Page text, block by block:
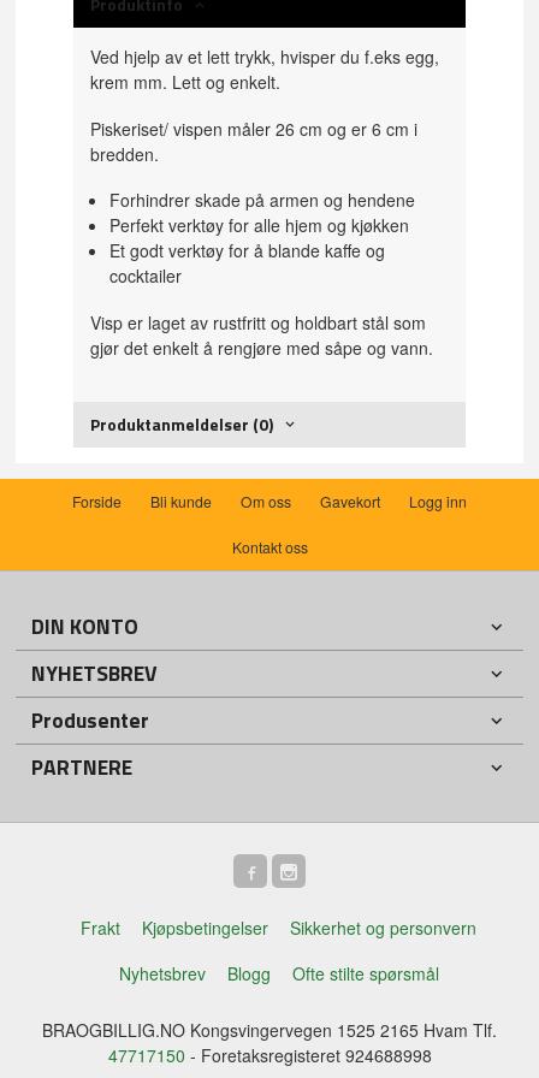
Ved hjelp av et lett trykk, hvisper du f.eks egg,
krem mm. Lett og enkelt.
Piskeriset/ vispen måler 26 cm og er 6 cm i
bredden.
Forhindrer skade på armen og hendene
Perfekt verktøy for alle hjem og kjøkken
Et godt verktøy for å blande kaffe og
cocktailer
Visp er laget av rustfritt og holdbart stål som
gjør det enkelt å rengjøre med såpe og vann.
Produktanmeldelser (0)
Forside Bli kunde Om oss Gavekort Logg inn
Kontakt oss
DIN KONTO
NYHETSBREV
Produsenter
PARTNERE
Frakt Kjøpsbetingelser
Sikkerhet og personvern
Nyhetsbrev
Blogg Ofte stilte spørsmål
BRAOGBILLIG.NO Kongsvingervegen 1525 2165 Hvam Tlf.
47717150 - Foretaksregisteret 924688998